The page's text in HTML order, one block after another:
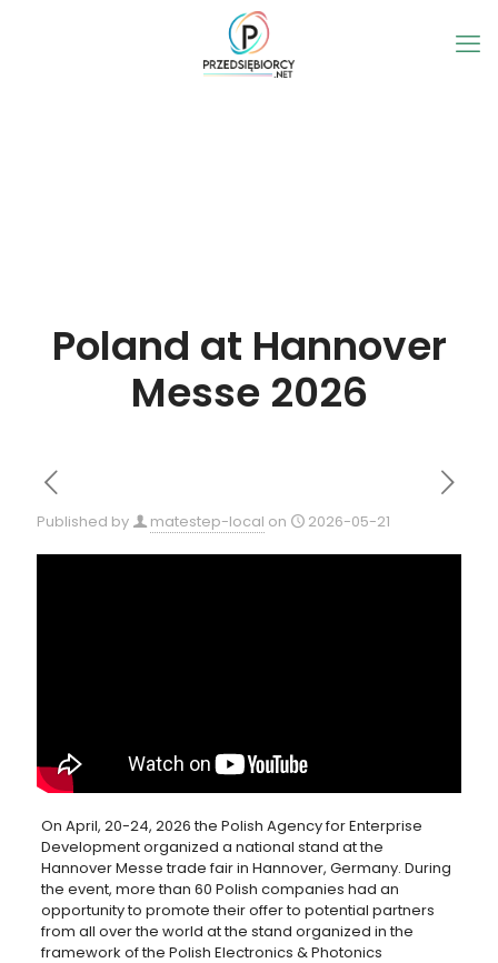
Poland at Hannover
Messe 2026
Published by matestep-local on 2026-05-21
On April, 20-24, 2026 the Polish Agency for Enterprise
Development organized a national stand at the
Hannover Messe trade fair in Hannover, Germany. During
the event, more than 60 Polish companies had an
opportunity to promote their offer to potential partners
from all over the world at the stand organized in the
framework of the Polish Electronics & Photonics